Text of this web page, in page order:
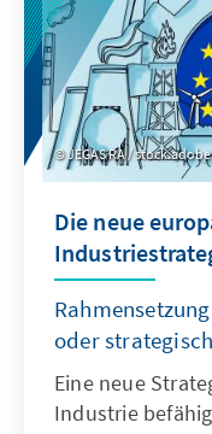
JEGAS RA /
Die neue
oder
Eine neue
Industrie